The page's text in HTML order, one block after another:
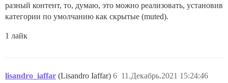
разный контент, то, думаю, это можно реализовать, установив
категории по умолчанию как скрытые (muted).
1 лайк
lisandro_iaffar (Lisandro Iaffar) 11.Декабрь.2021 15:24:46
6